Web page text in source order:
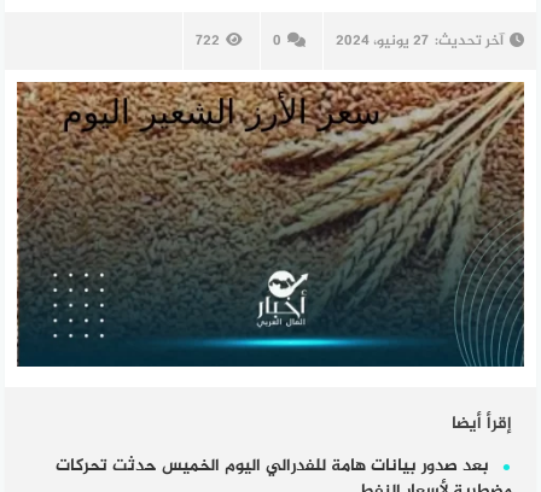
آخر تحديث: 27 يونيو، 2024 0
722
إقرأ أيضا
بعد صدور بيانات هامة للفدرالي اليوم الخميس حدثت تحركات